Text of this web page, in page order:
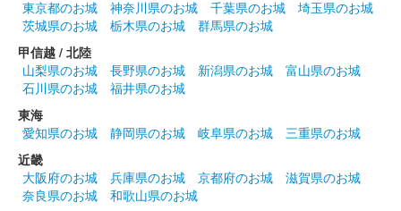
販売終了
上田城 御城印 令和六年春版 その2
販売終了
上田城 御城印 春限定版 その2
東京都のお城
神奈川県のお城 千葉県のお城
埼玉県のお城
茨城県のお城
栃木県のお城
群馬県のお城
甲信越 / 北陸
山梨県のお城
長野県のお城 新潟県のお城
富山県のお城
石川県のお城
福井県のお城
東海
愛知県のお城
静岡県のお城 岐阜県のお城
三重県のお城
近畿
大阪府のお城
兵庫県のお城 京都府のお城
滋賀県のお城
奈良県のお城
和歌山県のお城